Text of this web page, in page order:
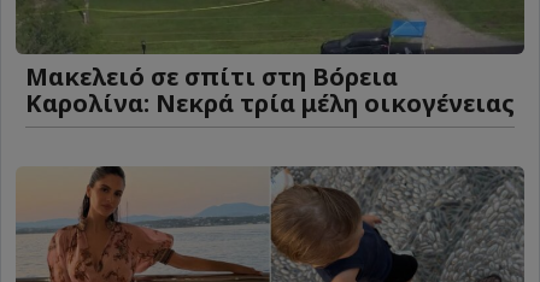
Μακελειό σε σπίτι στη Βόρεια
Καρολίνα: Νεκρά τρία μέλη οικογένειας